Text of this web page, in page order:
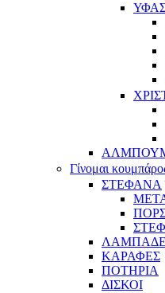
Γίνομαι
ΣΤΕΦΑΝΑ
ΚΑΡΑΦΕΣ
ΠΟΤΗΡΙΑ
ΔΙΣΚΟΙ